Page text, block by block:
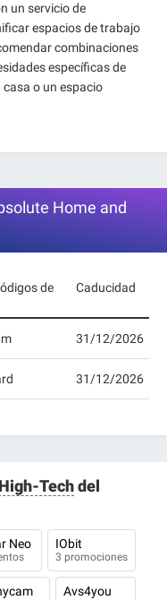
un servicio de
espacios de trabajo
combinaciones
específicas de
o un espacio
Home and
de
Caducidad
31/12/2026
31/12/2026
High-Techdel
Neo IObit
3 promociones
Avs4you